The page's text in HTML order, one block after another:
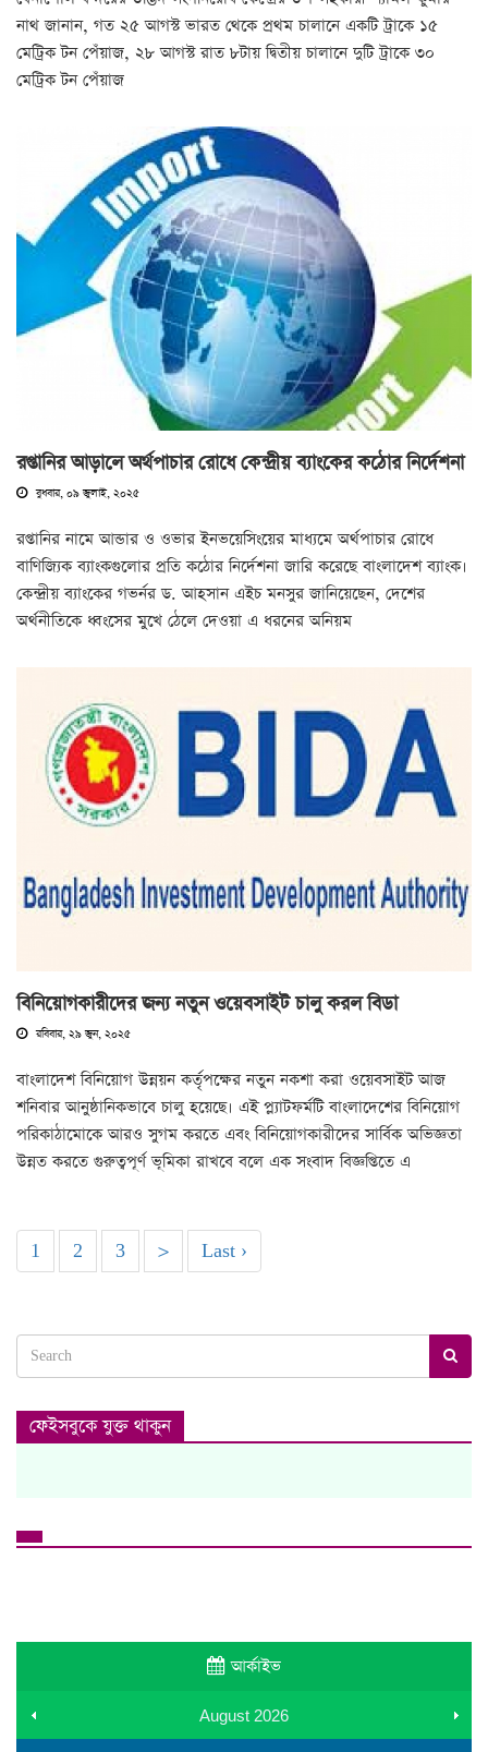
নাথ জানান, গত ২৫ আগস্ট ভারত থেকে প্রথম চালানে একটি ট্রাকে ১৫
মেট্রিক টন পেঁয়াজ, ২৮ আগস্ট রাত ৮টায় দ্বিতীয় চালানে দুটি ট্রাকে ৩০
মেট্রিক টন পেঁয়াজ
রপ্তানির আড়ালে অর্থপাচার রোধে কেন্দ্রীয় ব্যাংকের কঠোর নির্দেশনা
বুধবার, ০৯ জুলাই, ২০২৫
রপ্তানির নামে আন্ডার ও ওভার ইনভয়েসিংয়ের মাধ্যমে অর্থপাচার রোধে
বাণিজ্যিক ব্যাংকগুলোর প্রতি কঠোর নির্দেশনা জারি করেছে বাংলাদেশ ব্যাংক।
কেন্দ্রীয় ব্যাংকের গভর্নর ড. আহসান এইচ মনসুর জানিয়েছেন, দেশের
অর্থনীতিকে ধ্বংসের মুখে ঠেলে দেওয়া এ ধরনের অনিয়ম
বিনিয়োগকারীদের জন্য নতুন ওয়েবসাইট চালু করল বিডা
রবিবার, ২৯ জুন, ২০২৫
বাংলাদেশ বিনিয়োগ উন্নয়ন কর্তৃপক্ষের নতুন নকশা করা ওয়েবসাইট আজ
শনিবার আনুষ্ঠানিকভাবে চালু হয়েছে। এই প্ল্যাটফর্মটি বাংলাদেশের বিনিয়োগ
পরিকাঠামোকে আরও সুগম করতে এবং বিনিয়োগকারীদের সার্বিক অভিজ্ঞতা
উন্নত করতে গুরুত্বপূর্ণ ভূমিকা রাখবে বলে এক সংবাদ বিজ্ঞপ্তিতে এ
1 2 3 > Last ›
ফেইসবুকে যুক্ত থাকুন
আর্কাইভ
August 2026